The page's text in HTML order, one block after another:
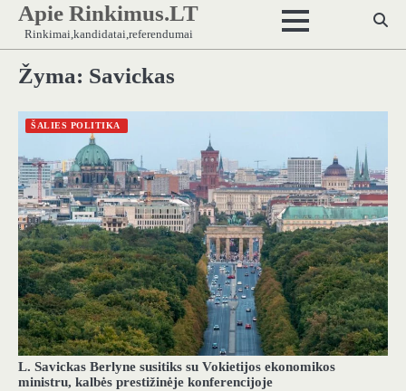
Skip
content
Apie Rinkimus.LT
Rinkimai,kandidatai,referendumai
Žyma: Savickas
ŠALIES POLITIKA
L. Savickas Berlyne susitiks su Vokietijos ekonomikos
ministru, kalbės prestižinėje konferencijoje